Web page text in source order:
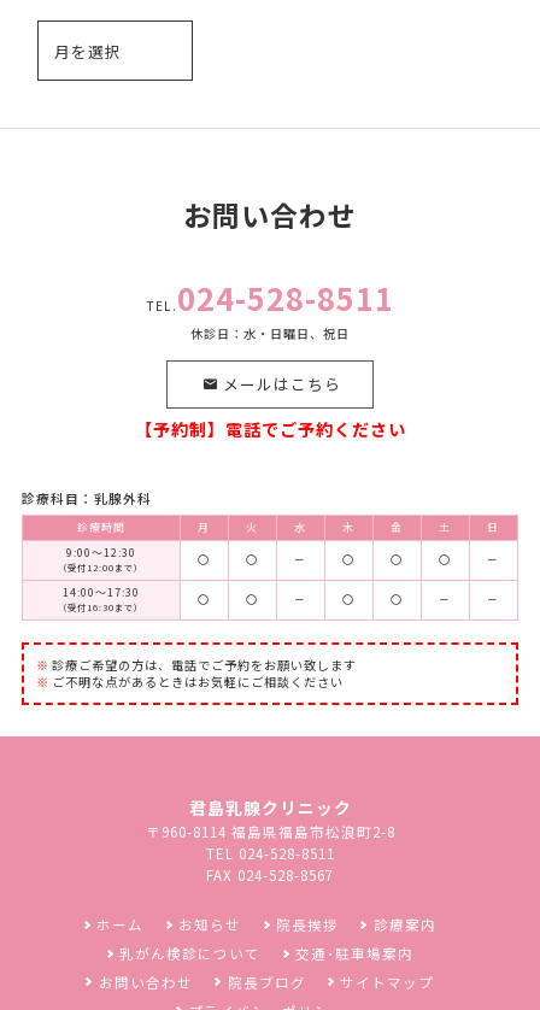
お問い合わせ
TEL. 024-528-8511
休診日：水・日曜日、祝日
メールはこちら
【予約制】電話でご予約ください
診療科目：乳腺外科
診療時間 月 火 水 木 金 土
日
9:00～12:30
（受付12:00まで） 〇 〇 － 〇 〇 〇 －
14:00～17:30
（受付16:30まで） 〇 〇 － 〇 〇 － －
診療ご希望の方は、電話でご予約をお願い致します
ご不明な点があるときはお気軽にご相談ください
君島乳腺クリニック
〒960-8114 福島県福島市松浪町2-8
TEL 024-528-8511
FAX 024-528-8567
ホーム お知らせ 院長挨拶
診療案内
乳がん検診について
交通･駐車場案内
お問い合わせ
院長ブログ
サイトマップ